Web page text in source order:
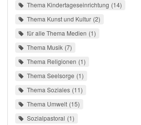
Thema Kindertageseinrichtung 14
Thema Kunst und Kultur 2
für alle Thema Medien 1
Thema Musik 7
Thema Religionen 1
Thema Seelsorge 1
Thema Soziales 11
Thema Umwelt 15
Sozialpastoral 1